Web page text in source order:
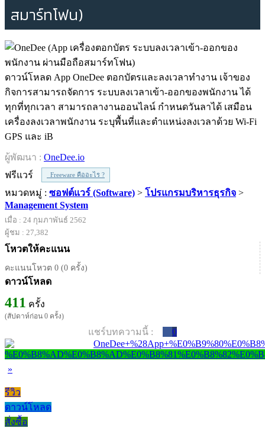
สมาร์ทโฟน)
ดาวน์โหลด App OneDee ตอกบัตรและลงเวลาทำงาน เจ้าของ
กิจการสามารถจัดการ ระบบลงเวลาเข้า-ออกของพนักงาน ได้
ทุกที่ทุกเวลา สามารถลางานออนไลน์ กำหนดวันลาได้ เสมือน
เครื่องลงเวลาพนักงาน ระบุพื้นที่และตำแหน่งลงเวลาด้วย Wi-Fi
GPS และ iB
ผู้พัฒนา : OneDee.io
ฟรีแวร์
Freeware คืออะไร ?
หมวดหมู่ : ซอฟต์แวร์ (Software) > โปรแกรมบริหารธุรกิจ >
Management System
เมื่อ : 24 กุมภาพันธ์ 2562
ผู้ชม : 27,382
โหวตให้คะแนน
คะแนนโหวต 0 (0 ครั้ง)
ดาวน์โหลด
411 ครั้ง
(สัปดาห์ก่อน 0 ครั้ง)
แชร์บทความนี้ : 0
»
รีวิว
ดาวน์โหลด
สั่งซื้อ